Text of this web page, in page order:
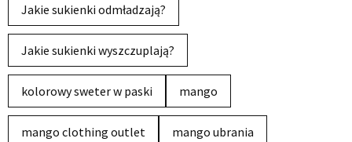
Jakie sukienki odmładzają?
Jakie sukienki wyszczuplają?
kolorowy sweter w paski mango
mango clothing outlet mango ubrania